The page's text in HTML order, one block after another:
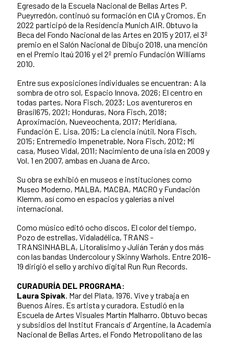
Egresado de la Escuela Nacional de Bellas Artes P.
Pueyrredón, continuó su formación en CIA y Cromos. En
2022 participó de la Residencia Munich AIR. Obtuvo la
Beca del Fondo Nacional de las Artes en 2015 y 2017, el 3º
premio en el Salón Nacional de Dibujo 2018, una mención
en el Premio Itaú 2016 y el 2º premio Fundación Williams
2010.
Entre sus exposiciones individuales se encuentran: A la
sombra de otro sol, Espacio Innova, 2026; El centro en
todas partes, Nora Fisch, 2023; Los aventureros en
Brasil675, 2021; Honduras, Nora Fisch, 2018;
Aproximación, Nueveochenta, 2017; Meridiana,
Fundación E. Lisa, 2015; La ciencia inútil, Nora Fisch,
2015; Entremedio Impenetrable, Nora Fisch, 2012; Mi
casa, Museo Vidal, 2011; Nacimiento de una isla en 2009 y
Vol. 1 en 2007, ambas en Juana de Arco.
Su obra se exhibió en museos e instituciones como
Museo Moderno, MALBA, MACBA, MACRO y Fundación
Klemm, así como en espacios y galerías a nivel
internacional.
Como músico editó ocho discos, El color del tiempo,
Pozo de estrellas, Vidaladélica, TRANS -
TRANSINHABLA, Litoralísimo y Julián Terán y dos más
con las bandas Undercolour y Skinny Warhols. Entre 2016-
19 dirigió el sello y archivo digital Run Run Records.
CURADURÍA DEL PROGRAMA:
Laura Spivak. Mar del Plata, 1976. Vive y trabaja en
Buenos Aires. Es artista y curadora. Estudió en la
Escuela de Artes Visuales Martín Malharro. Obtuvo becas
y subsidios del Institut Francais d’ Argentine, la Academia
Nacional de Bellas Artes, el Fondo Metropolitano de las